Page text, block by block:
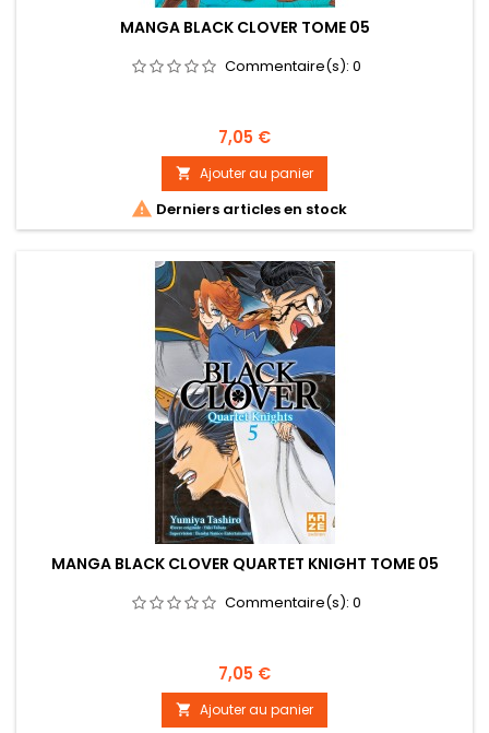
MANGA BLACK CLOVER TOME 05
Commentaire(s): 0
Prix
7,05 €
 Ajouter au panier
 Derniers articles en stock
MANGA BLACK CLOVER QUARTET KNIGHT TOME 05
Commentaire(s): 0
Prix
7,05 €
 Ajouter au panier